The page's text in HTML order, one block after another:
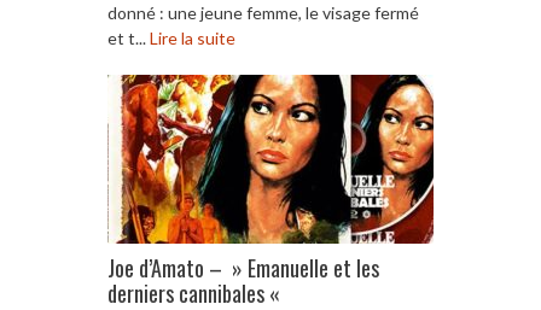
donné : une jeune femme, le visage fermé
et t...Lire la suite
Joe d’Amato – » Emanuelle et les
derniers cannibales «